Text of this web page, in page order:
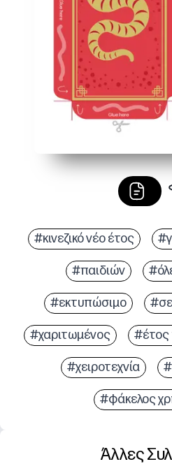
#κινεζικό νέο έτος
#παιδιών
#εκτυπώσιμο
#χαριτωμένος #έτος
#χειροτεχνία
#φάκελος
Άλλες